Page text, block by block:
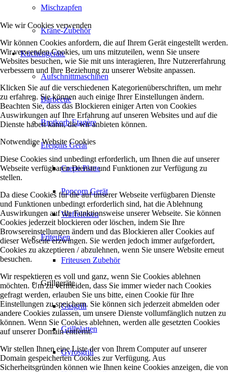
Mischzapfen
Kräne-Zubehör
Küchengeräte
Aufschnittmaschinen
Barbecue
Brotkorb Etagère
Ereignis Gerät
Crepe Platte
Popcorn Gerät
Waffeleisen
Friteusen
Friteusen Zubehör
Grillgeräte
Gasgrill
Grillplatten
Gyrosgrill
Wie wir Cookies verwenden
Wir können Cookies anfordern, die auf Ihrem Gerät eingestellt werden.
Wir verwenden Cookies, um uns mitzuteilen, wenn Sie unsere
Websites besuchen, wie Sie mit uns interagieren, Ihre Nutzererfahrung
verbessern und Ihre Beziehung zu unserer Website anpassen.
Klicken Sie auf die verschiedenen Kategorienüberschriften, um mehr
zu erfahren. Sie können auch einige Ihrer Einstellungen ändern.
Beachten Sie, dass das Blockieren einiger Arten von Cookies
Auswirkungen auf Ihre Erfahrung auf unseren Websites und auf die
Dienste haben kann, die wir anbieten können.
Notwendige Website Cookies
Diese Cookies sind unbedingt erforderlich, um Ihnen die auf unserer
Webseite verfügbaren Dienste und Funktionen zur Verfügung zu
stellen.
Da diese Cookies für die auf unserer Webseite verfügbaren Dienste
und Funktionen unbedingt erforderlich sind, hat die Ablehnung
Auswirkungen auf die Funktionsweise unserer Webseite. Sie können
Cookies jederzeit blockieren oder löschen, indem Sie Ihre
Browsereinstellungen ändern und das Blockieren aller Cookies auf
dieser Webseite erzwingen. Sie werden jedoch immer aufgefordert,
Cookies zu akzeptieren / abzulehnen, wenn Sie unsere Website erneut
besuchen.
Wir respektieren es voll und ganz, wenn Sie Cookies ablehnen
möchten. Um zu vermeiden, dass Sie immer wieder nach Cookies
gefragt werden, erlauben Sie uns bitte, einen Cookie für Ihre
Einstellungen zu speichern. Sie können sich jederzeit abmelden oder
andere Cookies zulassen, um unsere Dienste vollumfänglich nutzen zu
können. Wenn Sie Cookies ablehnen, werden alle gesetzten Cookies
auf unserer Domain entfernt.
Wir stellen Ihnen eine Liste der von Ihrem Computer auf unserer
Domain gespeicherten Cookies zur Verfügung. Aus
Sicherheitsgründen können wie Ihnen keine Cookies anzeigen, die von